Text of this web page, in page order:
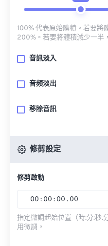
100% 代表原始體積。若要將
200%。若要將體積減少一半
音訊淡入
音頻淡出
移除音訊
修剪設定
修剪啟動
00 : 00 : 00 . 00
指定微調起始位置（時:分:秒
用微調。